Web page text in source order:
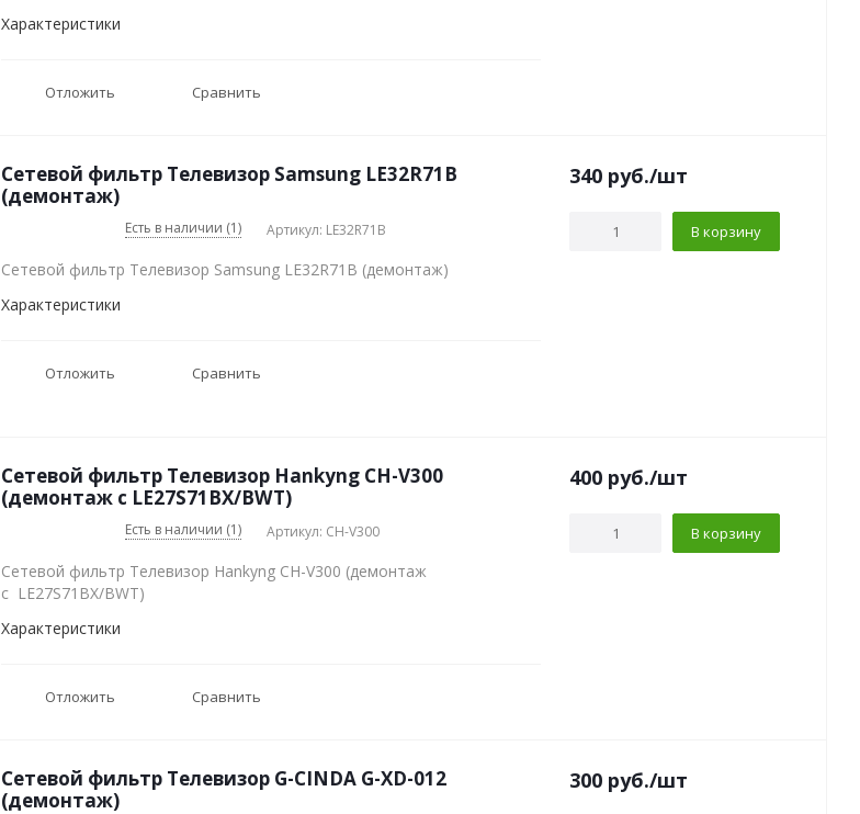
Характеристики
Отложить Сравнить
Сетевой фильтр Телевизор Samsung LE32R71B
(демонтаж)
Есть в наличии (1) Артикул: LE32R71B
Сетевой фильтр Телевизор Samsung LE32R71B (демонтаж)
Характеристики
Отложить Сравнить
340 руб./шт
В корзину
Сетевой фильтр Телевизор Hankyng CH-V300
(демонтаж с LE27S71BX/BWT)
Есть в наличии (1) Артикул: CH-V300
Сетевой фильтр Телевизор Hankyng CH-V300 (демонтаж
с LE27S71BX/BWT)
Характеристики
Отложить Сравнить
400 руб./шт
В корзину
Сетевой фильтр Телевизор G-CINDA G-XD-012
(демонтаж)
300 руб./шт